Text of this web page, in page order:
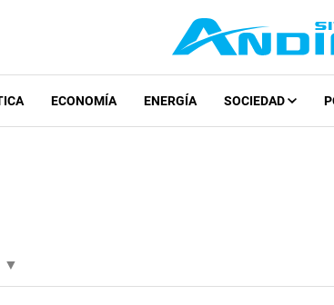
ECONOMÍA ENERGÍA SOCIEDAD
▼